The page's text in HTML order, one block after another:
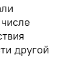
другой